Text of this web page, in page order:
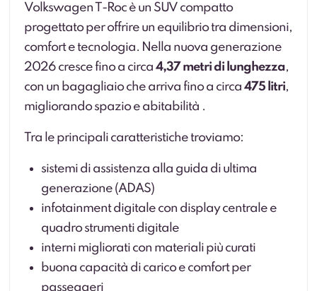
Volkswagen T-Roc è un SUV compatto
progettato per offrire un equilibrio tra dimensioni,
comfort e tecnologia. Nella nuova generazione
2026 cresce fino a circa4,37 metri di lunghezza,
con un bagagliaio che arriva fino a circa475 litri,
migliorando spazio e abitabilità .
Tra le principali caratteristiche troviamo:
sistemi di assistenza alla guida di ultima
generazione (ADAS)
infotainment digitale con display centrale e
quadro strumenti digitale
interni migliorati con materiali più curati
buona capacità di carico e comfort per
passeggeri